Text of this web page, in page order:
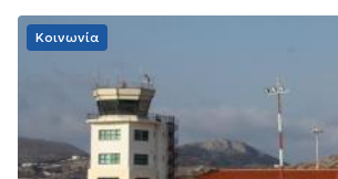
Κοινωνία